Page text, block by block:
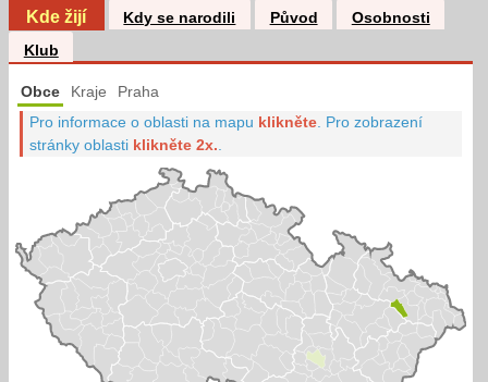
Kde žijí Kdy se narodili Původ
Osobnosti
Klub
Obce Kraje Praha
Pro informace o oblasti na mapu klikněte Pro zobrazení
stránky oblasti klikněte 2x.